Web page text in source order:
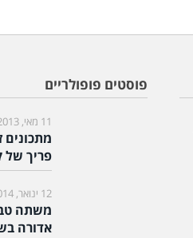
פוסטים פופולריים
11 מאי, 2013
מתכונים
פריך של
12 ינואר, 2014
משתה
אדורה